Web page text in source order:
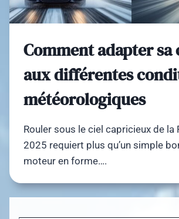
Comment adapter
aux différentes
météorologiques
Rouler sous le ciel capricieux de la
2025 requiert plus qu’un simple
moteur en forme….